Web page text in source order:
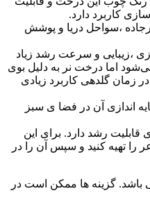
کاربرد دارد.
،سواحل دریا و پوشش
،زیبایی و سرعت رشد زیاد
اما درخت نر به دلیل بوی
زمان گلدهی کاربرد زیادی
اندازی آن در فضا‍ ی سبز
رشد دارد. برای این
تهیه کنید و سپس آن را در
باشد. گزینه ها ممکن است در